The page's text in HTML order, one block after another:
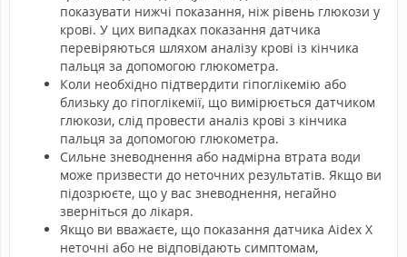
показувати нижчі показання, ніж рівень глюкози у
крові. У цих випадках показання датчика
перевіряються шляхом аналізу крові із кінчика
пальця за допомогою глюкометра.
Коли необхідно підтвердити гіпоглікемію або
близьку до гіпоглікемії, що вимірюється датчиком
глюкози, слід провести аналіз крові з кінчика
пальця за допомогою глюкометра.
Сильне зневоднення або надмірна втрата води
може призвести до неточних результатів. Якщо ви
підозрюєте, що у вас зневоднення, негайно
зверніться до лікаря.
Якщо ви вважаєте, що показання датчика Aidex X
неточні або не відповідають симптомам,